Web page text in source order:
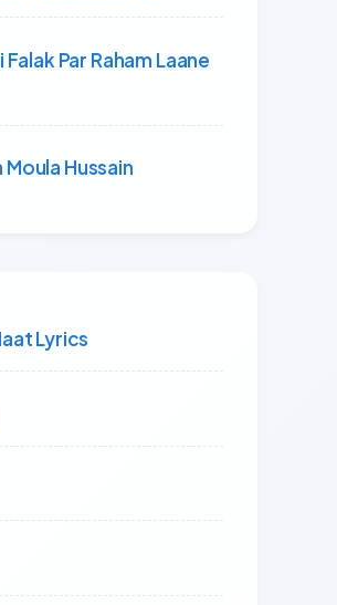
Falak Par Raham Laane
Moula Hussain
Lyrics